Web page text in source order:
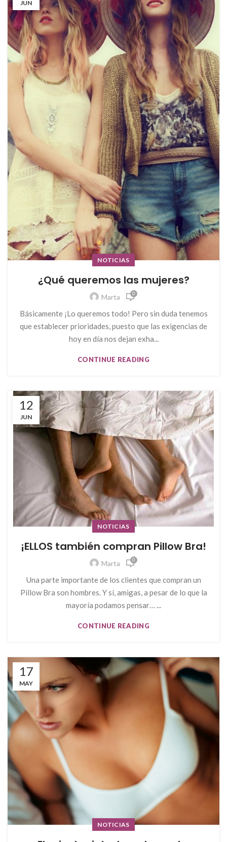
JUN
NOTICIAS
¿Qué queremos las mujeres?
Marta 0
Básicamente ¡Lo queremos todo! Pero sin duda tenemos
que establecer prioridades, puesto que las exigencias de
hoy en día nos dejan exha...
CONTINUE READING
12
JUN
NOTICIAS
¡ELLOS también compran Pillow Bra!
Marta 0
Una parte importante de los clientes que compran un
Pillow Bra son hombres. Y sí, amigas, a pesar de lo que la
mayoría podamos pensar… ...
CONTINUE READING
17
MAY
NOTICIAS